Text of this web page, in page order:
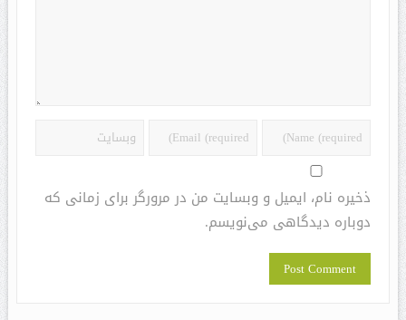
ذخیره نام، ایمیل و وبسایت من در مرورگر برای زمانی که
دوباره دیدگاهی می‌نویسم.